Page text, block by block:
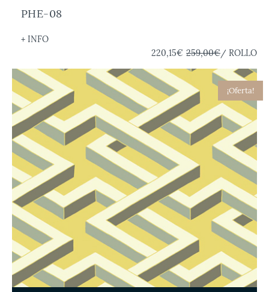
PHE-08
+ INFO
220,15€ 259,00€/ ROLLO
¡Oferta!